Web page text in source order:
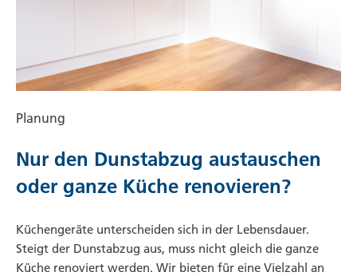
Planung
Nur den Dunstabzug austauschen
oder ganze Küche renovieren?
Küchengeräte unterscheiden sich in der Lebensdauer.
Steigt der Dunstabzug aus, muss nicht gleich die ganze
Küche renoviert werden. Wir bieten für eine Vielzahl an